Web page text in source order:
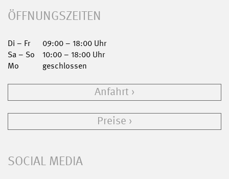
ÖFFNUNGSZEITEN
Di – Fr
09:00 – 18:00 Uhr
Sa – So
10:00 – 18:00 Uhr
Mo
geschlossen
Anfahrt
Preise
SOCIAL MEDIA